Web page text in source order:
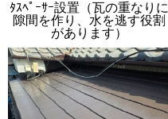
ﾀｽﾍﾟｰｻｰ設置（瓦の重なりに
隙間を作り、水を逃す役割
があります）